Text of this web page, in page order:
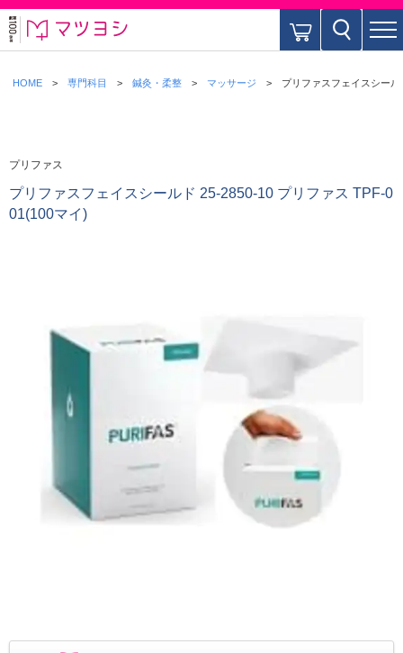
HOME 専門科目 鍼灸・柔整 マッサージ プリファスフェイスシー
プリファス
プリファスフェイスシールド 25-2850-10 プリファス TPF-0
01(100マイ)